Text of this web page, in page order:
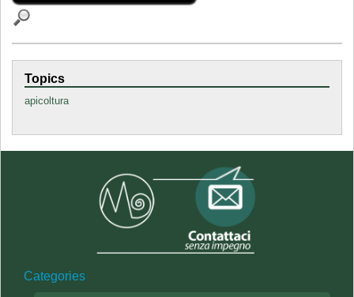
Topics
apicoltura
Categories